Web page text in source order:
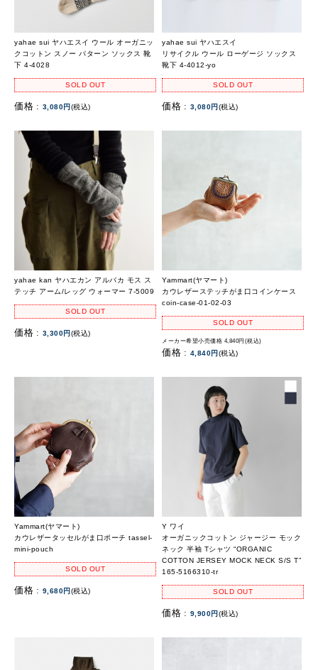
yahae sui ヤハエスイ ウール オーガニッ
クコットン スノー パターン ソックス 靴
下 4-4028
SOLD OUT
価格 : 3,080円(税込)
yahae sui ヤハエスイ
リサイクル ウール ローゲージ ソックス
靴下 4-4012-yo
SOLD OUT
価格 : 3,080円(税込)
yahae kan ヤハエカン アルパカ モス ス
テッチ アーム/レッグ ウォーマー 7-5009
SOLD OUT
価格 : 3,300円(税込)
Yammart(ヤマート)
カウレザーステッチがま口コインケース
coin-case-01-02-03
SOLD OUT
メーカー希望小売価格 4,840円(税込)
価格 : 4,840円(税込)
Yammart(ヤマート)
カウレザータッセルがま口ポーチ tassel-
mini-pouch
SOLD OUT
価格 : 9,680円(税込)
Y ワイ
オーガニックコットン ジャージー モック
ネック 半袖 Tシャツ “ORGANIC
COTTON JERSEY MOCK NECK S/S T”
165-5166310-tr
SOLD OUT
価格 : 9,900円(税込)